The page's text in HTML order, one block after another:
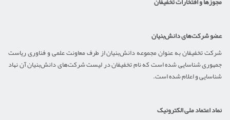
عضو شرکت‌های دانش‌بنیان
شرکت تخفیفان به عنوان مجموعه دانش‌بنیان از طرف معاونت علمی و فناوری ریاست
جمهوری شناسایی شده است که نام تخفیفان در لیست شرکت‌های دانش‌بنیان آن نهاد
شناسایی و اعلام شده است.
نماد اعتماد ملی الکترونیک